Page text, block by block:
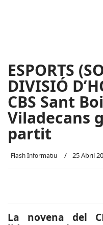
ESPORTS
DIVISIÓ
CBS Sant
Viladecans
partit
Flash Informatiu 25 Abril
La novena del